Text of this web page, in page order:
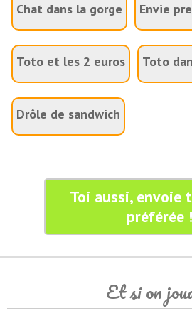
Chat dans la gorge Envie
Toto et les 2 euros Toto
Drôle de sandwich
Toi aussi, envoie
préférée !
Et si on